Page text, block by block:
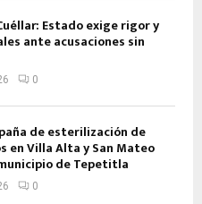
Estado exige rigor y
ante acusaciones sin
0
de esterilización de
en Villa Alta y San Mateo
de Tepetitla
0